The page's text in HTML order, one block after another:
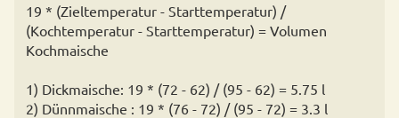
19 * (Zieltemperatur - Starttemperatur) /
(Kochtemperatur - Starttemperatur) = Volumen
Kochmaische
1) Dickmaische: 19 * (72 - 62) / (95 - 62) = 5.75 l
2) Dünnmaische : 19 * (76 - 72) / (95 - 72) = 3.3 l